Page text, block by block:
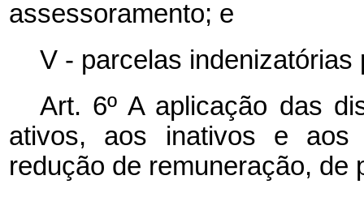
assessoramento; e
V - parcelas indenizatórias
Art. 6º A aplicação das
ativos, aos inativos e aos
redução de remuneração, de